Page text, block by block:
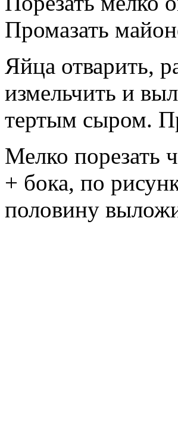
Промазать
Яйца отварить,
измельчить и
тертым сыром.
Мелко порезать
+ бока, по
половину